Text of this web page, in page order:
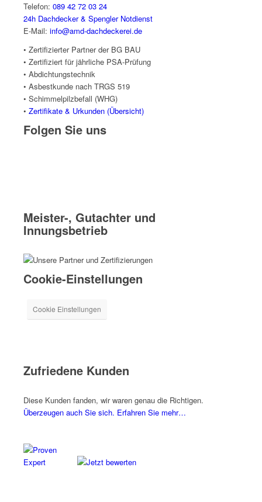
Telefon: 089 42 72 03 24
24h Dachdecker & Spengler Notdienst
E-Mail: info@amd-dachdeckerei.de
• Zertifizierter Partner der BG BAU
• Zertifiziert für jährliche PSA-Prüfung
• Abdichtungstechnik
• Asbestkunde nach TRGS 519
• Schimmelpilzbefall (WHG)
• Zertifikate & Urkunden (Übersicht)
Folgen Sie uns
Meister-, Gutachter und
Innungsbetrieb
Cookie-Einstellungen
Cookie Einstellungen
Zufriedene Kunden
Diese Kunden fanden, wir waren genau die Richtigen.
Überzeugen auch Sie sich. Erfahren Sie mehr…